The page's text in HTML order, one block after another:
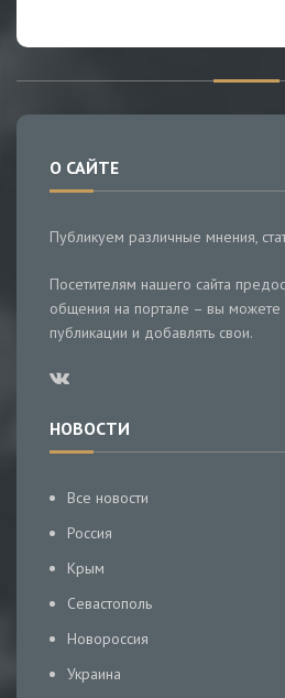
О САЙТЕ
Публикуем различные мнения,
Посетителям нашего сайта
общения на портале – вы можете
публикации и добавлять свои.
НОВОСТИ
Все новости
Россия
Крым
Севастополь
Новороссия
Украина